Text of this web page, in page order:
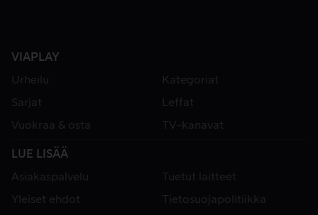
VIAPLAY
Urheilu
Kategoriat
Sarjat
Leffat
Vuokraa & osta
TV-kanavat
LUE LISÄÄ
Asiakaspalvelu
Tuetut laitteet
Yleiset ehdot
Tietosuojapolitiikka